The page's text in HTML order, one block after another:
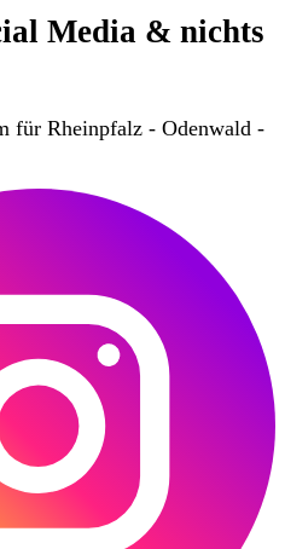
Media & nichts
für Rheinpfalz - Odenwald -